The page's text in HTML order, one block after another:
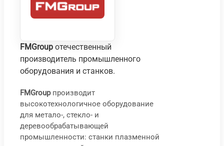
FMGroup отечественный
производитель промышленного
оборудования и станков.
FMGroupпроизводит
высокотехнологичное оборудование
для метало-, стекло- и
деревообрабатывающей
промышленности: станки плазменной